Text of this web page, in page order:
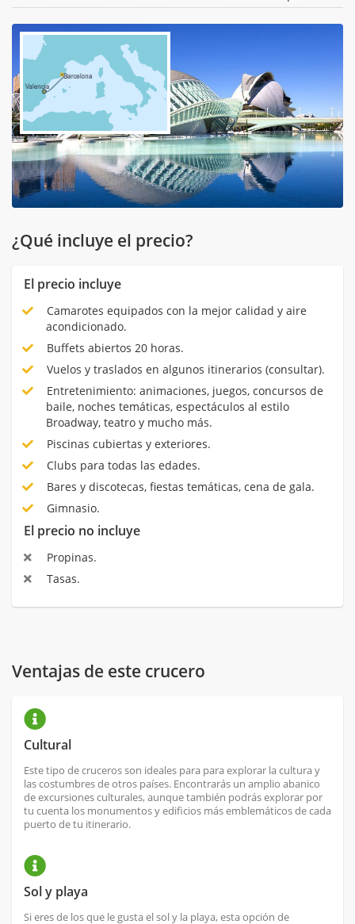
¿Qué incluye el precio?
El precio incluye
Camarotes equipados con la mejor calidad y aire
acondicionado.
Buffets abiertos 20 horas.
Vuelos y traslados en algunos itinerarios (consultar).
Entretenimiento: animaciones, juegos, concursos de
baile, noches temáticas, espectáculos al estilo
Broadway, teatro y mucho más.
Piscinas cubiertas y exteriores.
Clubs para todas las edades.
Bares y discotecas, fiestas temáticas, cena de gala.
Gimnasio.
El precio no incluye
Propinas.
Tasas.
Ventajas de este crucero
Cultural
Este tipo de cruceros son ideales para para explorar la cultura y
las costumbres de otros países. Encontrarás un amplio abanico
de excursiones culturales, aunque también podrás explorar por
tu cuenta los monumentos y edificios más emblemáticos de cada
puerto de tu itinerario.
Sol y playa
Si eres de los que le gusta el sol y la playa, esta opción de